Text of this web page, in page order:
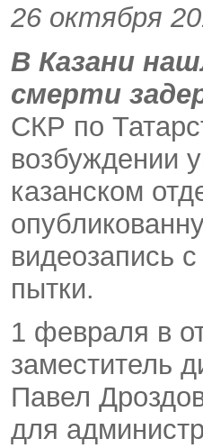
26 октября
В Казани
смерти
СКР по
возбуждении
казанском
видеозапись
пытки.
1 февраля в
заместитель
Павел
для